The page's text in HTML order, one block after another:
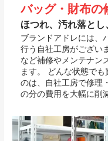
バッグ・財布の
ほつれ、汚れ落と
ブランドアドレには、
行う自社工房がござい
など補修やメンテナン
ます。 どんな状態で
のは、自社工房で修理
の分の費用を大幅に削